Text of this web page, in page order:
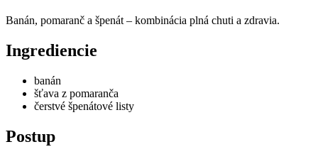
Banán, pomaranč a špenát – kombinácia plná chuti a zdravia.
Ingrediencie
banán
šťava z pomaranča
čerstvé špenátové listy
Postup